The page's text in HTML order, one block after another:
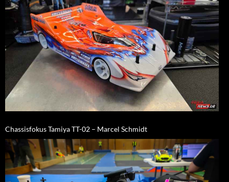
Chassisfokus Tamiya TT-02 – Marcel Schmidt